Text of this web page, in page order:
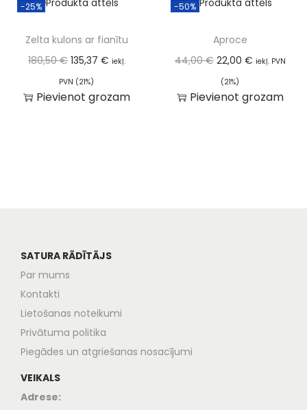
-25%
Zelta kulons ar fianītu
180,50€ 135,37 € iekļ.
PVN (21%)
Pievienot grozam
-50%
Aproce
44,00€ 22,00 € iekļ. PVN
(21%)
Pievienot grozam
SATURA RĀDĪTĀJS
Par mums
Kontakti
Lietošanas noteikumi
Privātuma politika
Piegādes un atgriešanas nosacījumi
VEIKALS
Adrese: